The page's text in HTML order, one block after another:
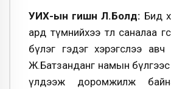
УИХ-ын гишүүн Л.Болд: Бид
ард түмнийхээ төлөө саналаа
бүлэг гэдэг хэрэгслээ
Ж.Батзанданг намын
үлдээж доромжилж